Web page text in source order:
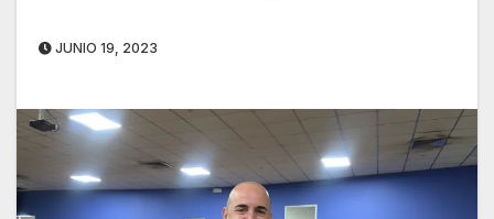
JUNIO 19, 2023